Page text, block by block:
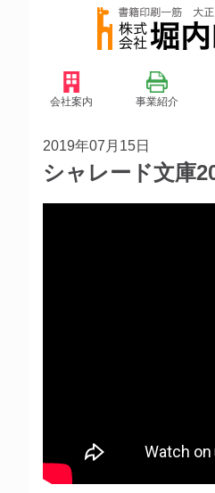
会社案内 事業紹介
2019年07月15日
シャレード文庫